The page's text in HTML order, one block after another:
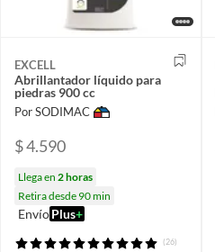
EXCELL
Abrillantador líquido para
piedras 900 cc
Por SODIMAC
$ 4.590
Llega en 2 horas
Retira desde 90 min
EnvíoPlus+
(26)